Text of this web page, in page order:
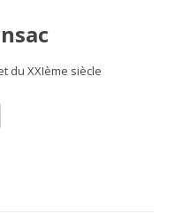
du XXIème siècle
Aller
contenu